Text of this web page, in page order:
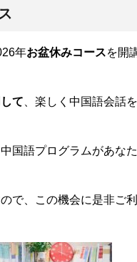
年お盆休みコースを開
て 、楽しく中国語会話
中国語プログラムがあな
で、この機会に是非ご利